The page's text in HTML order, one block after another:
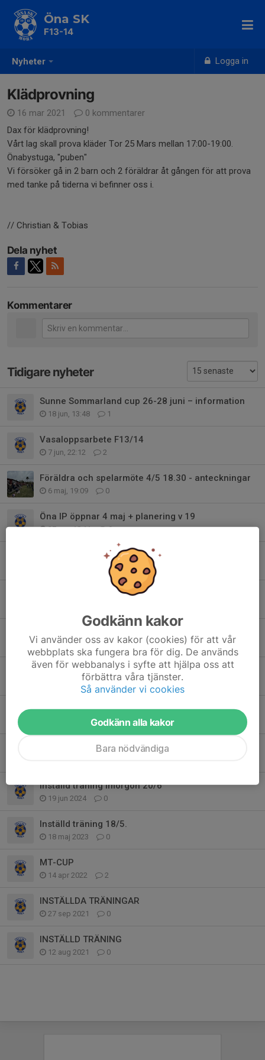
Nyheter Logga in
Öna SK
F13-14
Klädprovning
16 mar 2021
0 kommentarer
Dax för klädprovning!
Vårt lag skall prova kläder Tor 25 Mars mellan 17:00-19:00.
Önabystuga, "puben"
Vi försöker gå in 2 barn och 2 föräldrar åt gången för att prova
med tanke på tiderna vi befinner oss i.
// Christian & Tobias
Dela nyhet
Kommentarer
Tidigare nyheter
Sunne Sommarland cup 26-28 juni – information
18 jun, 13:48 1
Vasaloppsarbete F13/14
7 jun, 22:12 2
Föräldra och spelarmöte 4/5 18.30 - anteckningar
6 maj, 19:09 0
Öna IP öppnar 4 maj + planering v 19
27 apr, 18:11 0
Träning idag INSTÄLLD
Info säsongstart F13/14
16 sep 2025 0
Inställd träning 11/9
11 sep 2025 0
Vasaloppsjobb Hökberg
0
Pepes cup i Vansbro13-15 juni – information
Inställd träning imorgon 20/6
19 jun 2024 0
Inställd träning 18/5.
18 maj 2023 0
MT-CUP
14 apr 2022 2
INSTÄLLDA TRÄNINGAR
27 sep 2021 0
INSTÄLLD TRÄNING
12 aug 2021 0
Godkänn kakor
Vi använder oss av kakor (cookies) för att vår
webbplats ska fungera bra för dig. De används
även för webbanalys i syfte att hjälpa oss att
förbättra våra tjänster.
Så använder vi cookies
Godkänn alla kakor
Bara nödvändiga